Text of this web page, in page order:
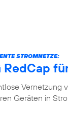
STROMNETZE:
Vernetzung
Geräten in